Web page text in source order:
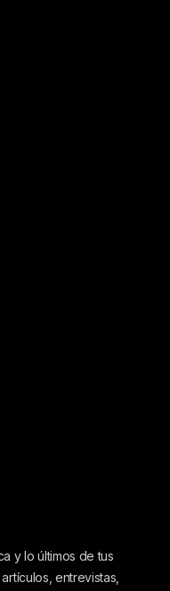
y lo últimos de tus
entrevistas,